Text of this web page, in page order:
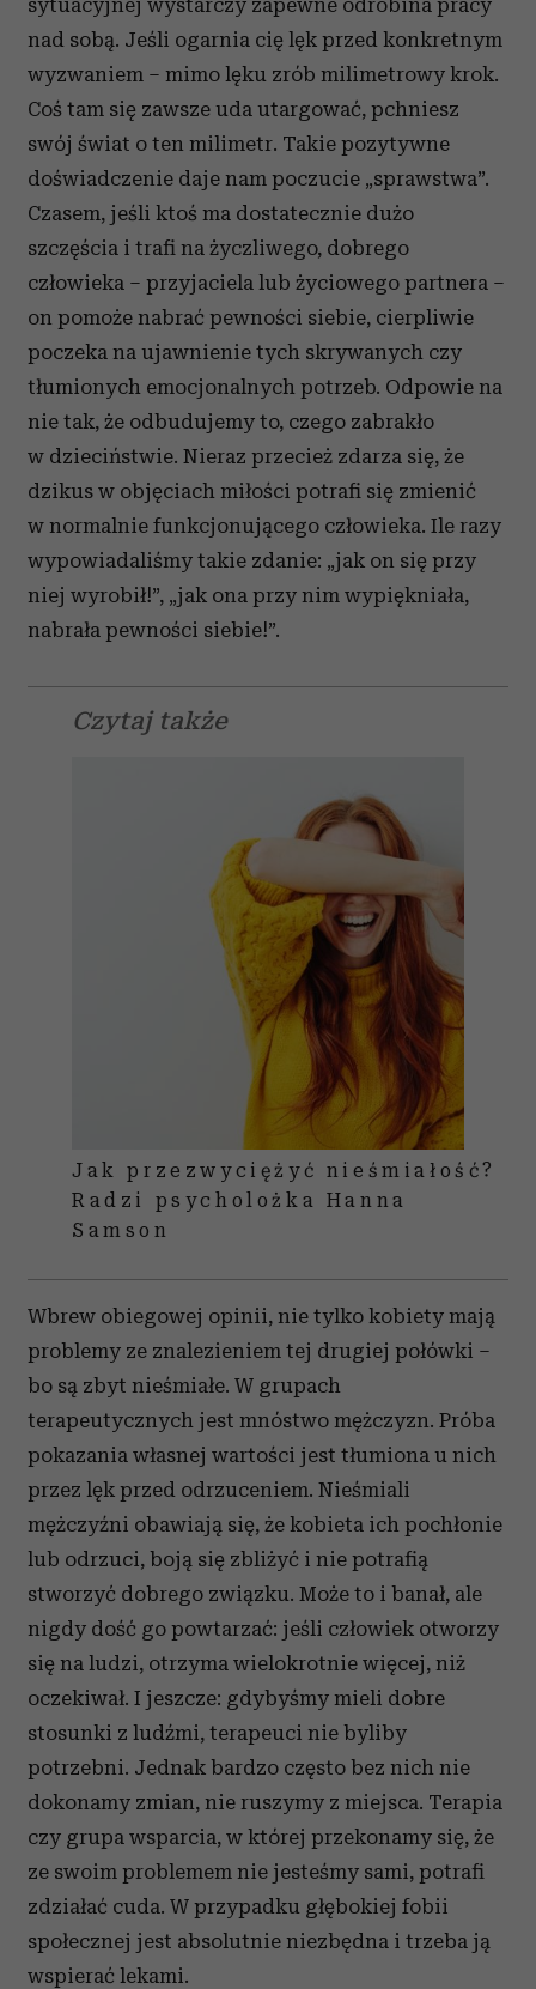
sytuacyjnej wystarczy zapewne odrobina pracy
nad sobą. Jeśli ogarnia cię lęk przed konkretnym
wyzwaniem – mimo lęku zrób milimetrowy krok.
Coś tam się zawsze uda utargować, pchniesz
swój świat o ten milimetr. Takie pozytywne
doświadczenie daje nam poczucie „sprawstwa”.
Czasem, jeśli ktoś ma dostatecznie dużo
szczęścia i trafi na życzliwego, dobrego
człowieka – przyjaciela lub życiowego partnera –
on pomoże nabrać pewności siebie, cierpliwie
poczeka na ujawnienie tych skrywanych czy
tłumionych emocjonalnych potrzeb. Odpowie na
nie tak, że odbudujemy to, czego zabrakło
w dzieciństwie. Nieraz przecież zdarza się, że
dzikus w objęciach miłości potrafi się zmienić
w normalnie funkcjonującego człowieka. Ile razy
wypowiadaliśmy takie zdanie: „jak on się przy
niej wyrobił!”, „jak ona przy nim wypiękniała,
nabrała pewności siebie!”.
Czytaj także
Jak przezwyciężyć nieśmiałość?
Radzi psycholożka Hanna
Samson
Wbrew obiegowej opinii, nie tylko kobiety mają
problemy ze znalezieniem tej drugiej połówki –
bo są zbyt nieśmiałe. W grupach
terapeutycznych jest mnóstwo mężczyzn. Próba
pokazania własnej wartości jest tłumiona u nich
przez lęk przed odrzuceniem. Nieśmiali
mężczyźni obawiają się, że kobieta ich pochłonie
lub odrzuci, boją się zbliżyć i nie potrafią
stworzyć dobrego związku. Może to i banał, ale
nigdy dość go powtarzać: jeśli człowiek otworzy
się na ludzi, otrzyma wielokrotnie więcej, niż
oczekiwał. I jeszcze: gdybyśmy mieli dobre
stosunki z ludźmi, terapeuci nie byliby
potrzebni. Jednak bardzo często bez nich nie
dokonamy zmian, nie ruszymy z miejsca. Terapia
czy grupa wsparcia, w której przekonamy się, że
ze swoim problemem nie jesteśmy sami, potrafi
zdziałać cuda. W przypadku głębokiej fobii
społecznej jest absolutnie niezbędna i trzeba ją
wspierać lekami.